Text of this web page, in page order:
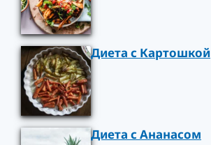
Диета с Картошкой
Диета с Ананасом